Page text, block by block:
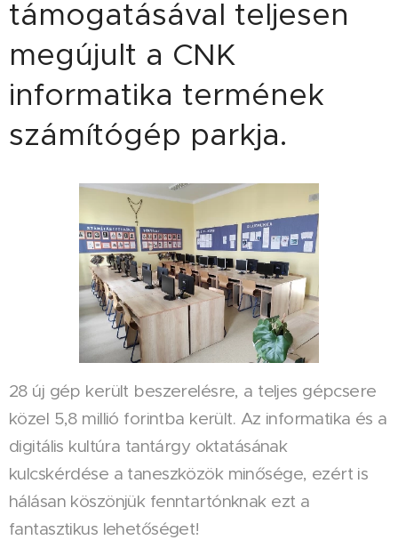
támogatásával teljesen
megújult a CNK
informatika termének
számítógép parkja.
28 új gép került beszerelésre, a teljes gépcsere
közel 5,8 millió forintba került. Az informatika és a
digitális kultúra tantárgy oktatásának
kulcskérdése a taneszközök minősége, ezért is
hálásan köszönjük fenntartónknak ezt a
fantasztikus lehetőséget!